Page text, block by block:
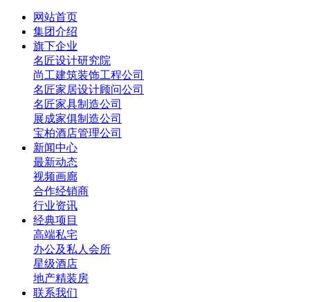
网站首页
集团介绍
旗下企业
名匠设计研究院
尚工建筑装饰工程公司
名匠家居设计顾问公司
名匠家具制造公司
展成家俱制造公司
宝柏酒店管理公司
新闻中心
最新动态
视频画廊
合作经销商
行业资讯
经典项目
高端私宅
办公及私人会所
星级酒店
地产精装房
联系我们